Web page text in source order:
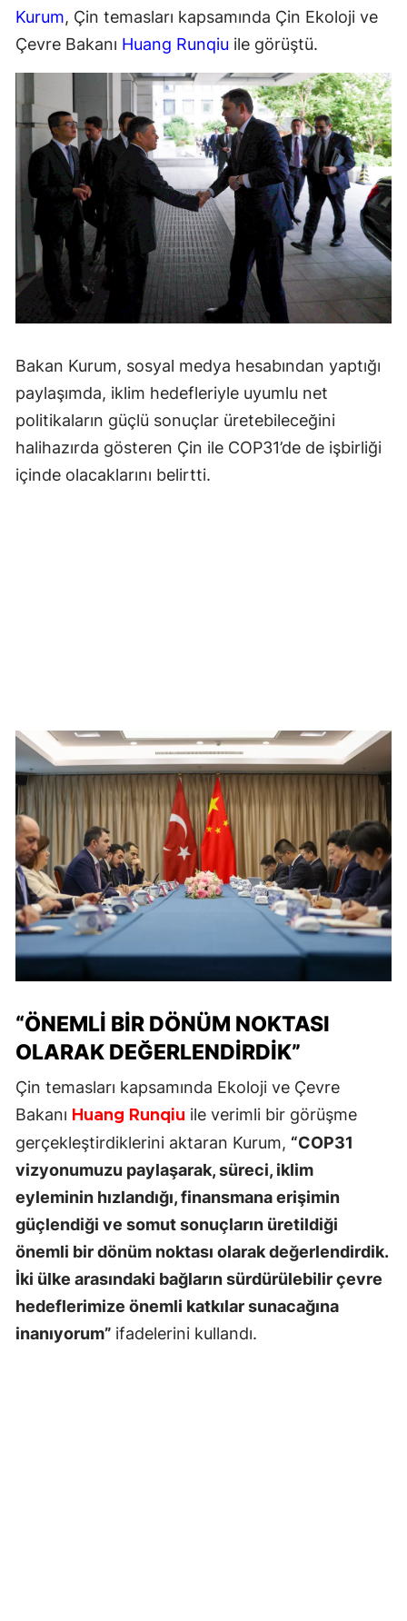
Kurum, Çin temasları kapsamında Çin Ekoloji ve
Çevre Bakanı Huang Runqiu ile görüştü.
Bakan Kurum, sosyal medya hesabından yaptığı
paylaşımda, iklim hedefleriyle uyumlu net
politikaların güçlü sonuçlar üretebileceğini
halihazırda gösteren Çin ile COP31’de de işbirliği
içinde olacaklarını belirtti.
“ÖNEMLI BIR DÖNÜM NOKTASI
OLARAK DEĞERLENDIRDIK”
Çin temasları kapsamında Ekoloji ve Çevre
Bakanı Huang Runqiu ile verimli bir görüşme
gerçekleştirdiklerini aktaran Kurum, “COP31
vizyonumuzu paylaşarak, süreci, iklim
eyleminin hızlandığı, finansmana erişimin
güçlendiği ve somut sonuçların üretildiği
önemli bir dönüm noktası olarak değerlendirdik.
İki ülke arasındaki bağların sürdürülebilir çevre
hedeflerimize önemli katkılar sunacağına
inanıyorum” ifadelerini kullandı.